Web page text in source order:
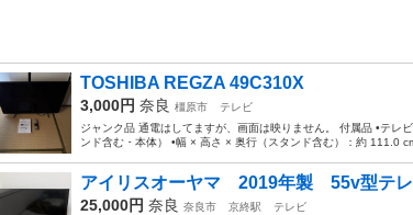
TOSHIBA REGZA 49C310X
3,000円 奈良 橿原市
テレビ
ジャンク品 通電はしてますが、画面は映りません。 付属品 •テレ
ンド含む・本体） •幅 × 高さ × 奥行（スタンド含む）：約 111.0
アイリスオーヤマ 2019年製 55v型テ
25,000円 奈良 奈良市 京終駅
テレビ